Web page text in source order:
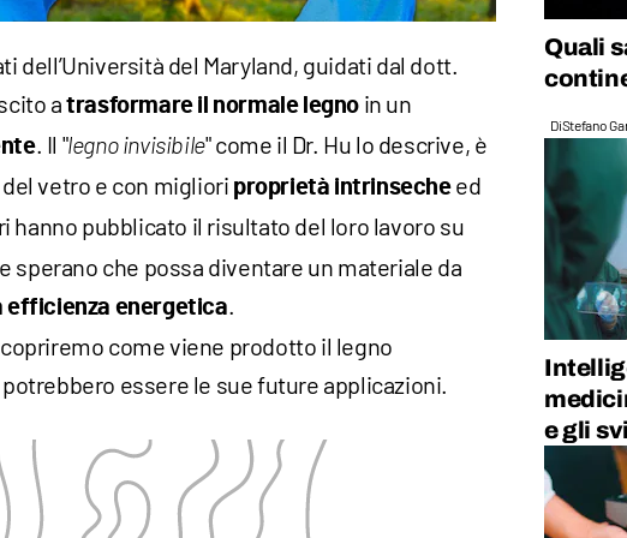
dell’Università del Maryland, guidati dal dott.
atrasformare il normale legno in un
. Il "legno invisibile" come il Dr. Hu lo descrive, è
vetro e con migliori proprietà intrinsecheed
hanno pubblicato il risultato del loro lavoro su
e sperano che possa diventare un materiale da
efficienza energetica.
come viene prodotto il legno
essere le sue future applicazioni.
Quali
DiStefano
e gli